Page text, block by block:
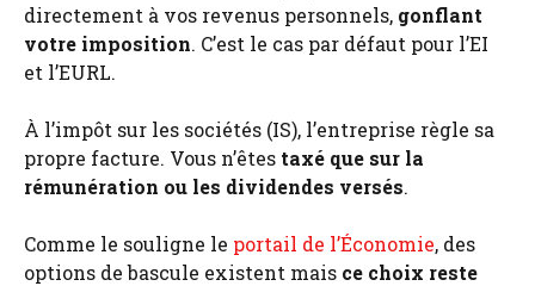
directement à vos revenus personnels, gonflant
votre imposition. C’est le cas par défaut pour l’EI
et l’EURL.
À l’impôt sur les sociétés (IS), l’entreprise règle sa
propre facture. Vous n’êtes taxé que sur la
rémunération ou les dividendes versés.
Comme le souligne le portail de l’Économie, des
options de bascule existent mais ce choix reste